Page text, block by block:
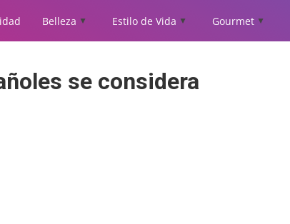
Belleza ▲ Estilo de Vida ▲ Gourmet ▲
se considera